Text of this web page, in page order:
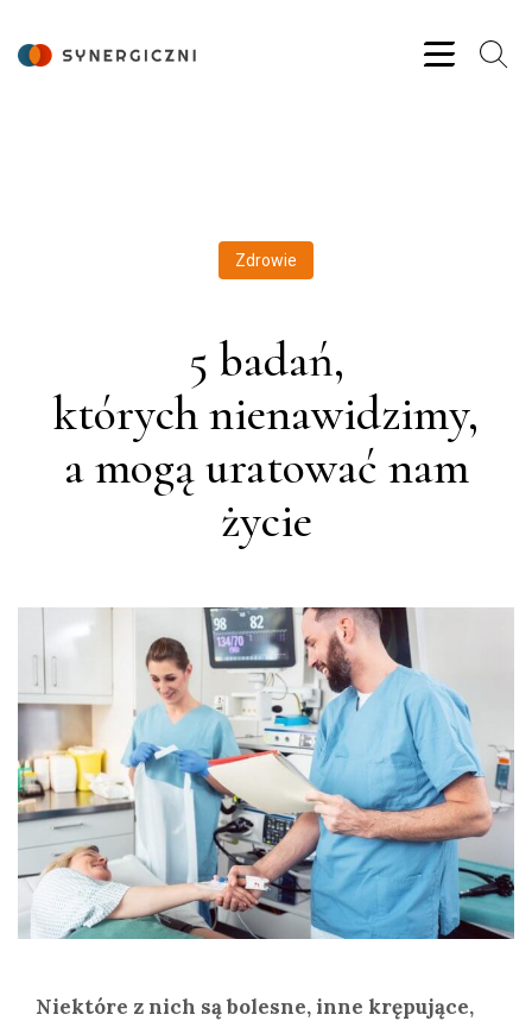
Zdrowie
5 badań,
których nienawidzimy,
a mogą uratować nam
życie
Niektóre z nich są bolesne, inne krępujące,